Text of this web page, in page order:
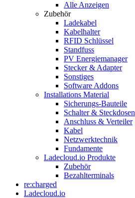
Alle Anzeigen
Zubehör
Ladekabel
Kabelhalter
RFID Schlüssel
Standfuss
PV Energiemanager
Stecker & Adapter
Sonstiges
Software Addons
Installations Material
Sicherungs-Bauteile
Schalter & Steckdosen
Anschluss & Verteiler
Kabel
Netzwerktechnik
Fundamente
Ladecloud.io Produkte
Zubehör
Bezahlterminals
re:charged
Ladecloud.io